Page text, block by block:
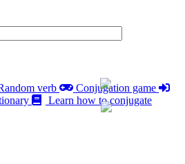
verb
Conjugation game
Learn how to conjugate